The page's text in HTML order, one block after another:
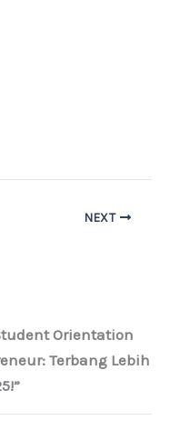
NEXT
Orientation
Terbang Lebih